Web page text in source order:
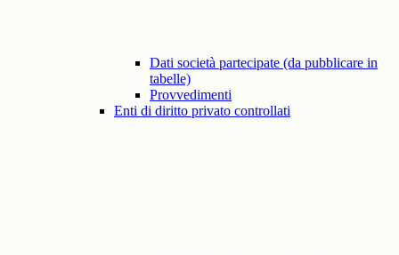
Dati società partecipate (da pubblicare in
tabelle)
Provvedimenti
Enti di diritto privato controllati